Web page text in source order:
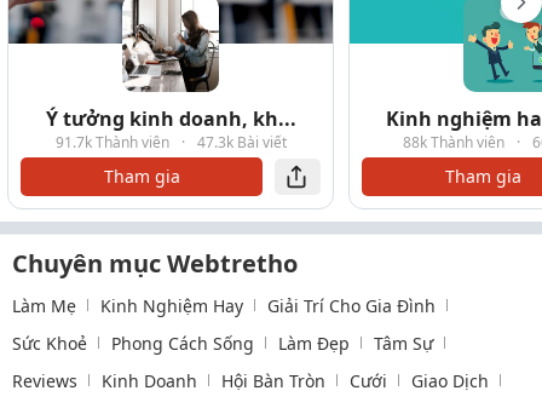
Ý tưởng kinh doanh, kh...
91.7k Thành viên · 47.3k Bài viết
Tham gia
Kinh nghiệm
88k Thành viên ·
Tham gia
Chuyên mục Webtretho
Làm Mẹ Kinh Nghiệm Hay
Giải Trí Cho Gia Đình
Sức Khoẻ
Phong Cách Sống Làm Đẹp
Tâm Sự
Reviews
Kinh Doanh Hội Bàn Tròn Cưới
Giao Dịch